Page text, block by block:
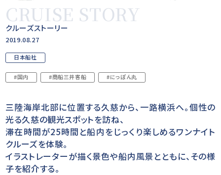
CRUISE STORY
クルーズストーリー
2019.08.27
日本船社
#国内 #商船三井客船 #にっぽん丸
三陸海岸北部に位置する久慈から、一路横浜へ。個性の
光る久慈の観光スポットを訪ね、
滞在時間が25時間と船内をじっくり楽しめるワンナイト
クルーズを体験。
イラストレーターが描く景色や船内風景とともに、その様
子を紹介する。